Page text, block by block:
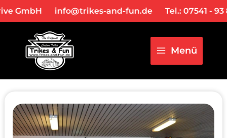
GmbH info@trikes-and-fun.de Tel.: 07541 - 93
Zum
Inhalt
Main
Menü
Post
navigation